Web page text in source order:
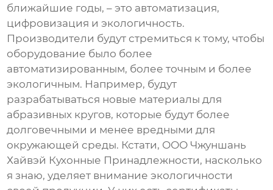
ближайшие годы, – это автоматизация,
цифровизация и экологичность.
Производители будут стремиться к тому, чтобы
оборудование было более
автоматизированным, более точным и более
экологичным. Например, будут
разрабатываться новые материалы для
абразивных кругов, которые будут более
долговечными и менее вредными для
окружающей среды. Кстати, ООО Чжуншань
Хайвэй Кухонные Принадлежности, насколько
я знаю, уделяет внимание экологичности